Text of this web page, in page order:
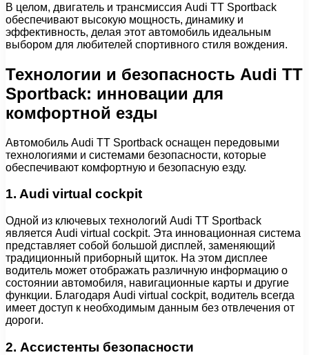
В целом, двигатель и трансмиссия Audi TT Sportback
обеспечивают высокую мощность, динамику и
эффективность, делая этот автомобиль идеальным
выбором для любителей спортивного стиля вождения.
Технологии и безопасность Audi TT
Sportback: инновации для
комфортной езды
Автомобиль Audi TT Sportback оснащен передовыми
технологиями и системами безопасности, которые
обеспечивают комфортную и безопасную езду.
1. Audi virtual cockpit
Одной из ключевых технологий Audi TT Sportback
является Audi virtual cockpit. Эта инновационная система
представляет собой большой дисплей, заменяющий
традиционный приборный щиток. На этом дисплее
водитель может отображать различную информацию о
состоянии автомобиля, навигационные карты и другие
функции. Благодаря Audi virtual cockpit, водитель всегда
имеет доступ к необходимым данным без отвлечения от
дороги.
2. Ассистенты безопасности